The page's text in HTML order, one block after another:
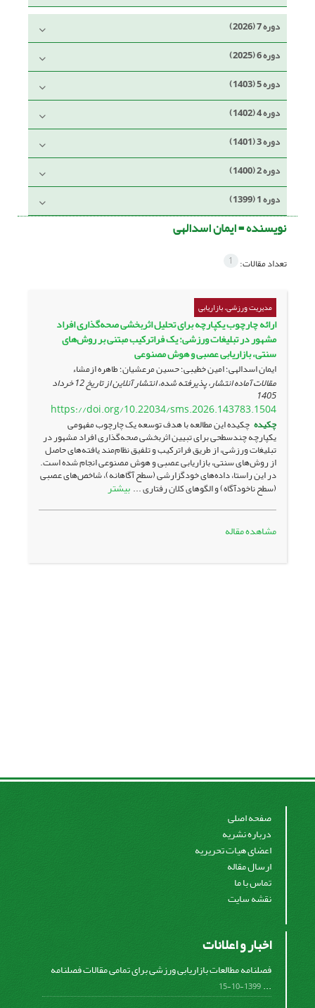
دوره 7 (2026)
دوره 6 (2025)
دوره 5 (1403)
دوره 4 (1402)
دوره 3 (1401)
دوره 2 (1400)
دوره 1 (1399)
نویسنده =ایمان اسدالهی
تعداد مقالات: 1
مدیریت ورزشی، بازاریابی
ارائه چارچوب یکپارچه برای تحلیل اثربخشی صحه‌گذاری افراد
مشهور در تبلیغات ورزشی: یک فراترکیب مبتنی بر روش‌های
سنتی، بازاریابی عصبی و هوش مصنوعی
ایمان اسدالهی؛ امین خطیبی؛ حسین مرعشیان؛ طاهره ازمشاء
مقالات آماده انتشار، پذیرفته شده، انتشار آنلاین از تاریخ 12 خرداد
1405
https://doi.org/10.22034/sms.2026.143783.1504
چکیده چکیده این مطالعه با هدف توسعه یک چارچوب مفهومی
یکپارچه چندسطحی برای تبیین اثربخشی صحه‌گذاری افراد مشهور در
تبلیغات ورزشی، از طریق فراترکیب و تلفیق نظام‌مند یافته‌های حاصل
از روش‌های سنتی، بازاریابی عصبی و هوش مصنوعی انجام شده است.
در این راستا، داده‌های خودگزارشی (سطح آگاهانه)، شاخص‌های عصبی
(سطح ناخودآگاه) و الگوهای کلان رفتاری ... بیشتر
مشاهده مقاله
صفحه اصلی
درباره نشریه
اعضای هیات تحریریه
ارسال مقاله
تماس با ما
نقشه سایت
اخبار و اعلانات
فصلنامه مطالعات بازاریابی ورزشی برای تمامی مقالات فصلنامه
...
1399-10-15